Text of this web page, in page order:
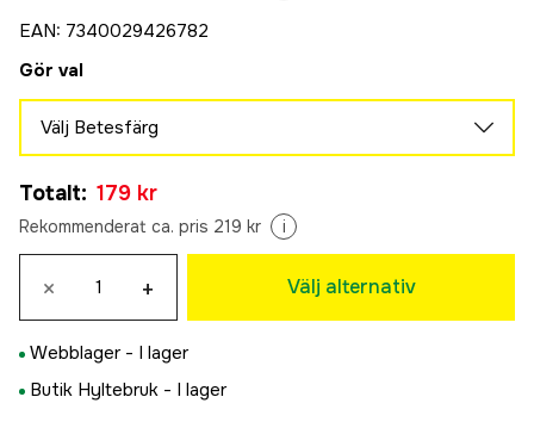
EAN: 7340029426782
Gör val
Välj Betesfärg
179 kr
Ice Spotted Bullhead
179 kr
Natural Perch OB
Tillfälligt slut
179 kr
Spotted Bullhead
Totalt: 179 kr
Rekommenderat ca. pris 219 kr i
× + Välj alternativ
Webblager - I lager
Butik Hyltebruk - I lager